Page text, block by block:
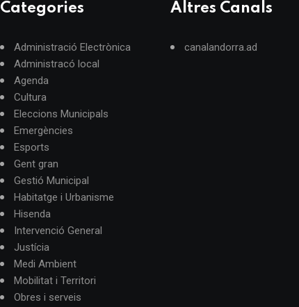
Categories
Administració Electrònica
Administracó local
Agenda
Cultura
Eleccions Municipals
Emergències
Esports
Gent gran
Gestió Municipal
Habitatge i Urbanisme
Hisenda
Intervenció General
Justícia
Medi Ambient
Mobilitat i Territori
Obres i serveis
Altres Canals
canalandorra.ad